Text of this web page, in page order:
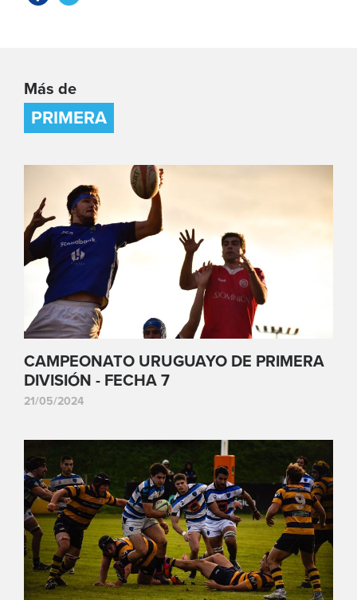
Más de
PRIMERA
CAMPEONATO URUGUAYO DE PRIMERA
DIVISIÓN - FECHA 7
21/05/2024